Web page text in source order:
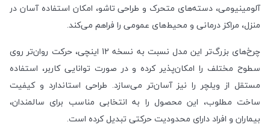
آلومینیومی، دسته‌های متحرک و طراحی تاشو، امکان استفاده آسان در
منزل، مراکز درمانی و محیط‌های عمومی را فراهم می‌کند.
چرخ‌های بزرگ‌تر این مدل نسبت به نسخه 12 اینچی، حرکت روان‌تر روی
سطوح مختلف را امکان‌پذیر کرده و در صورت توانایی کاربر، استفاده
مستقل از ویلچر را نیز آسان‌تر می‌سازد. طراحی استاندارد و کیفیت
ساخت مطلوب، این محصول را به انتخابی مناسب برای سالمندان،
بیماران و افراد دارای محدودیت حرکتی تبدیل کرده است.